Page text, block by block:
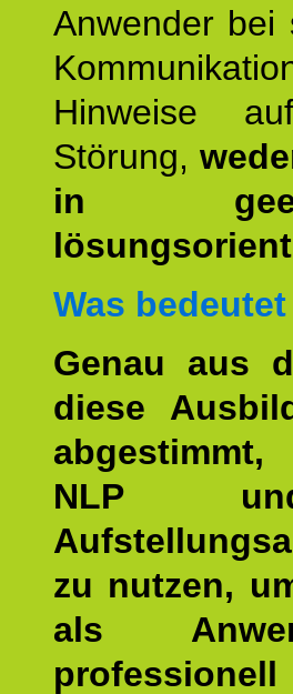
Anwender
Hinweise
Störung,
in
Was
Genau aus
diese
NLP
zu nutzen,
als